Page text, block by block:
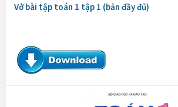
Vở bài tập toán 1 tập 1 (bản đầy đủ)